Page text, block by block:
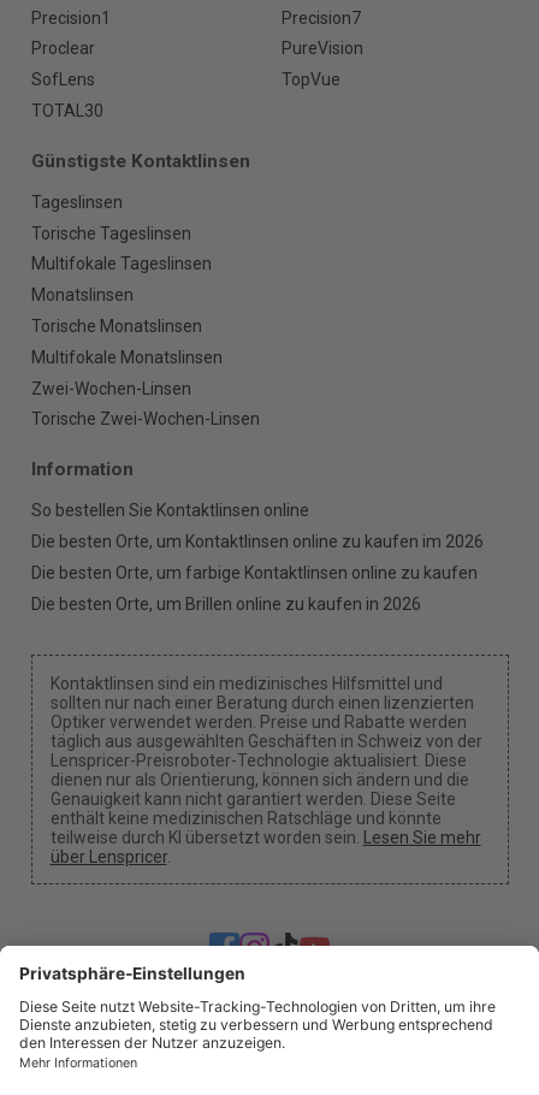
Precision1
Precision7
Proclear
PureVision
SofLens
TopVue
TOTAL30
Günstigste Kontaktlinsen
Tageslinsen
Torische Tageslinsen
Multifokale Tageslinsen
Monatslinsen
Torische Monatslinsen
Multifokale Monatslinsen
Zwei-Wochen-Linsen
Torische Zwei-Wochen-Linsen
Information
So bestellen Sie Kontaktlinsen online
Die besten Orte, um Kontaktlinsen online zu kaufen im 2026
Die besten Orte, um farbige Kontaktlinsen online zu kaufen
Die besten Orte, um Brillen online zu kaufen in 2026
Kontaktlinsen sind ein medizinisches Hilfsmittel und
sollten nur nach einer Beratung durch einen lizenzierten
Optiker verwendet werden. Preise und Rabatte werden
täglich aus ausgewählten Geschäften in Schweiz von der
Lenspricer-Preisroboter-Technologie aktualisiert. Diese
dienen nur als Orientierung, können sich ändern und die
Genauigkeit kann nicht garantiert werden. Diese Seite
enthält keine medizinischen Ratschläge und könnte
teilweise durch KI übersetzt worden sein. Lesen Sie mehr
über Lenspricer.
Cookie-Einstellungen
Wir können eine Provision erhalten, wenn du unsere